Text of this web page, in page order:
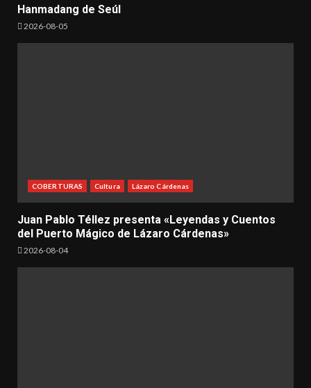
Hanmadang de Seúl
2026-08-05
COBERTURAS Cultura Lázaro Cárdenas
Juan Pablo Téllez presenta «Leyendas y Cuentos
del Puerto Mágico de Lázaro Cárdenas»
2026-08-04